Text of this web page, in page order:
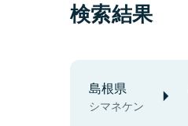
検索結果
島根県
シマネケン